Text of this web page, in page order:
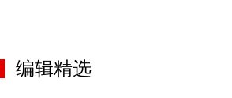
编辑精选